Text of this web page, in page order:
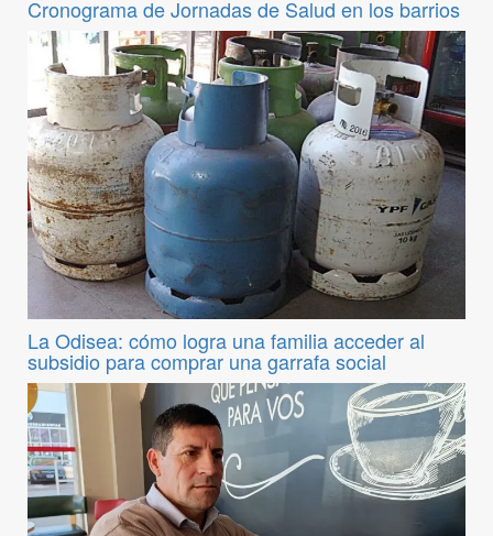
Cronograma de Jornadas de Salud en los barrios
La Odisea: cómo logra una familia acceder al
subsidio para comprar una garrafa social